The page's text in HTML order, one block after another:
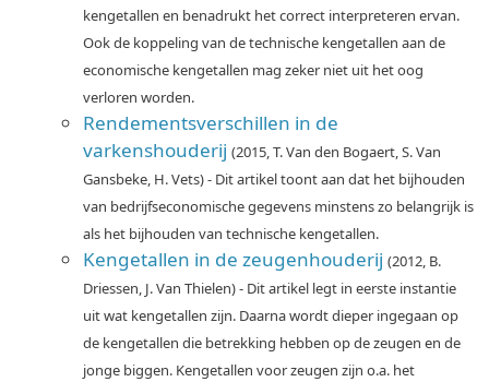
kengetallen en benadrukt het correct interpreteren ervan.
Ook de koppeling van de technische kengetallen aan de
economische kengetallen mag zeker niet uit het oog
verloren worden.
Rendementsverschillen in de
varkenshouderij (2015, T. Van den Bogaert, S. Van
Gansbeke, H. Vets) - Dit artikel toont aan dat het bijhouden
van bedrijfseconomische gegevens minstens zo belangrijk is
als het bijhouden van technische kengetallen.
Kengetallen in de zeugenhouderij (2012, B.
Driessen, J. Van Thielen) - Dit artikel legt in eerste instantie
uit wat kengetallen zijn. Daarna wordt dieper ingegaan op
de kengetallen die betrekking hebben op de zeugen en de
jonge biggen. Kengetallen voor zeugen zijn o.a. het